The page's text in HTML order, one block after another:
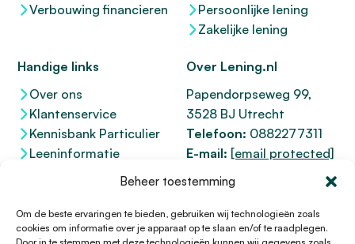
Beheer toestemming
Om de beste ervaringen te bieden, gebruiken wij technologieën zoals
cookies om informatie over je apparaat op te slaan en/of te raadplegen.
Verbouwing financieren
Persoonlijke lening
Zakelijke lening
Handige links
Over ons
Klantenservice
Kennisbank Particulier
Leeninformatie
Over Lening.nl
Papendorpseweg 99,
3528 BJ Utrecht
Telefoon: 0882277311
E-mail: [email protected]
KvK 76100200
12047091
Kifid 300.017942